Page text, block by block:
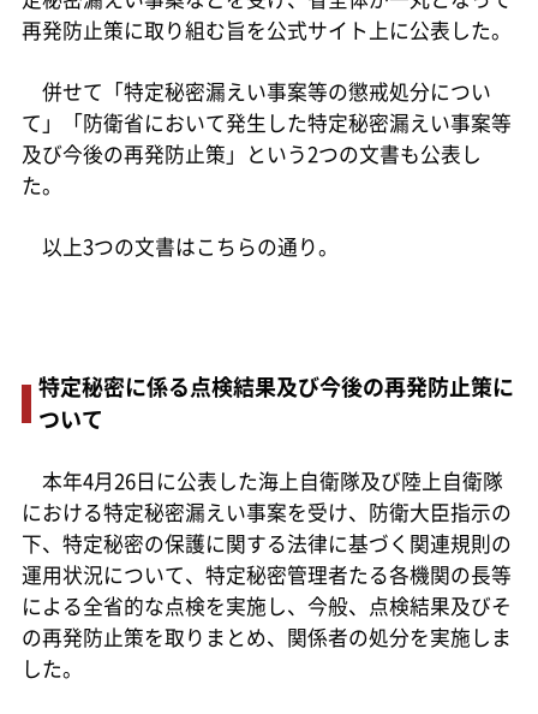
再発防止策に取り組む旨を公式サイト上に公表した。
併せて「特定秘密漏えい事案等の懲戒処分につい
て」「防衛省において発生した特定秘密漏えい事案等
及び今後の再発防止策」という2つの文書も公表し
た。
以上3つの文書はこちらの通り。
特定秘密に係る点検結果及び今後の再発防止策に
ついて
本年4月26日に公表した海上自衛隊及び陸上自衛隊
における特定秘密漏えい事案を受け、防衛大臣指示の
下、特定秘密の保護に関する法律に基づく関連規則の
運用状況について、特定秘密管理者たる各機関の長等
による全省的な点検を実施し、今般、点検結果及びそ
の再発防止策を取りまとめ、関係者の処分を実施しま
した。